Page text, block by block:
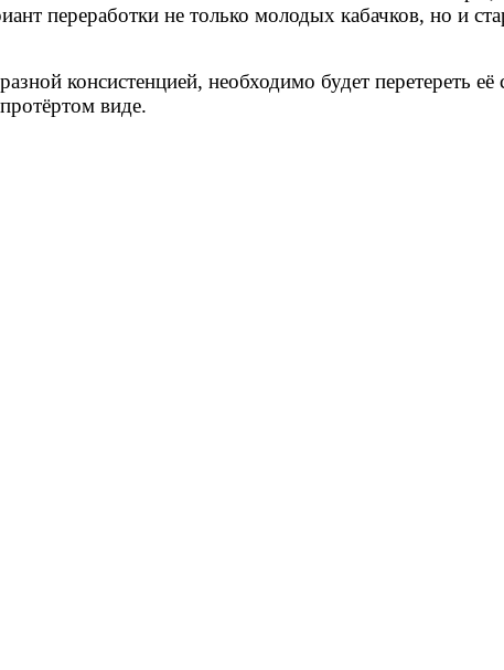
переработки не только молодых кабачков, но и
консистенцией, необходимо будет перетереть
виде.